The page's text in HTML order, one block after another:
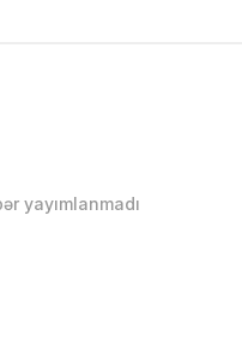
yayımlanmadı